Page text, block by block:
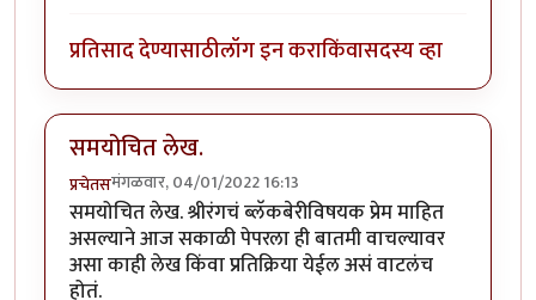
प्रतिसाद देण्यासाठीलॉग इन कराकिंवासदस्य व्हा
समयोचित लेख.
प्रचेतसमंगळवार, 04/01/2022 16:13
समयोचित लेख. श्रीरंगचं ब्लॅकबेरीविषयक प्रेम माहित
असल्याने आज सकाळी पेपरला ही बातमी वाचल्यावर
असा काही लेख किंवा प्रतिक्रिया येईल असं वाटलंच
होतं.